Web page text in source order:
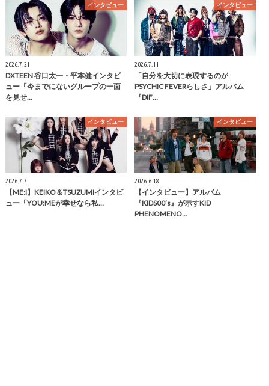
インタビュー
2026.7.21
DXTEEN 谷口太一・平本健インタビ
ュー「今までにないグループの一面
を見せ…
インタビュー
2026.7.11
「自分を大切に表現するのが
PSYCHIC FEVERらしさ」アルバム
『DIF…
インタビュー
2026.7.7
【ME:I】KEIKO＆TSUZUMIインタビ
ュー「YOU:MEが幸せなら私…
インタビュー
2026.6.18
【インタビュー】アルバム
『KIDS00’s』が示すKID
PHENOMENO…